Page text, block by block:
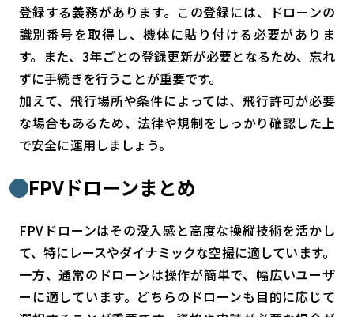
登録する義務があります。この登録には、ドローンの
識別番号を取得し、機体に貼り付ける必要がありま
す。また、3年ごとの登録更新が必要となるため、忘れ
ずに手続きを行うことが重要です。
加えて、飛行場所や条件によっては、飛行許可が必要
な場合もあるため、法律や規制をしっかり確認した上
で安全に運用しましょう。
FPVドローンまとめ
FPVドローンはその没入感と高度な操縦技術を活かし
て、特にレースやダイナミックな空撮に適しています。
一方、通常のドローンは操作が簡単で、幅広いユーザ
ーに適しています。どちらのドローンも目的に応じて